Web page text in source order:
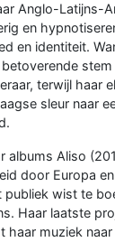
Anglo-Latijns-
en
en identiteit.
terwijl haar
sleur naar
albums Aliso
door Europa
publiek wist te
Haar laatste
haar muziek